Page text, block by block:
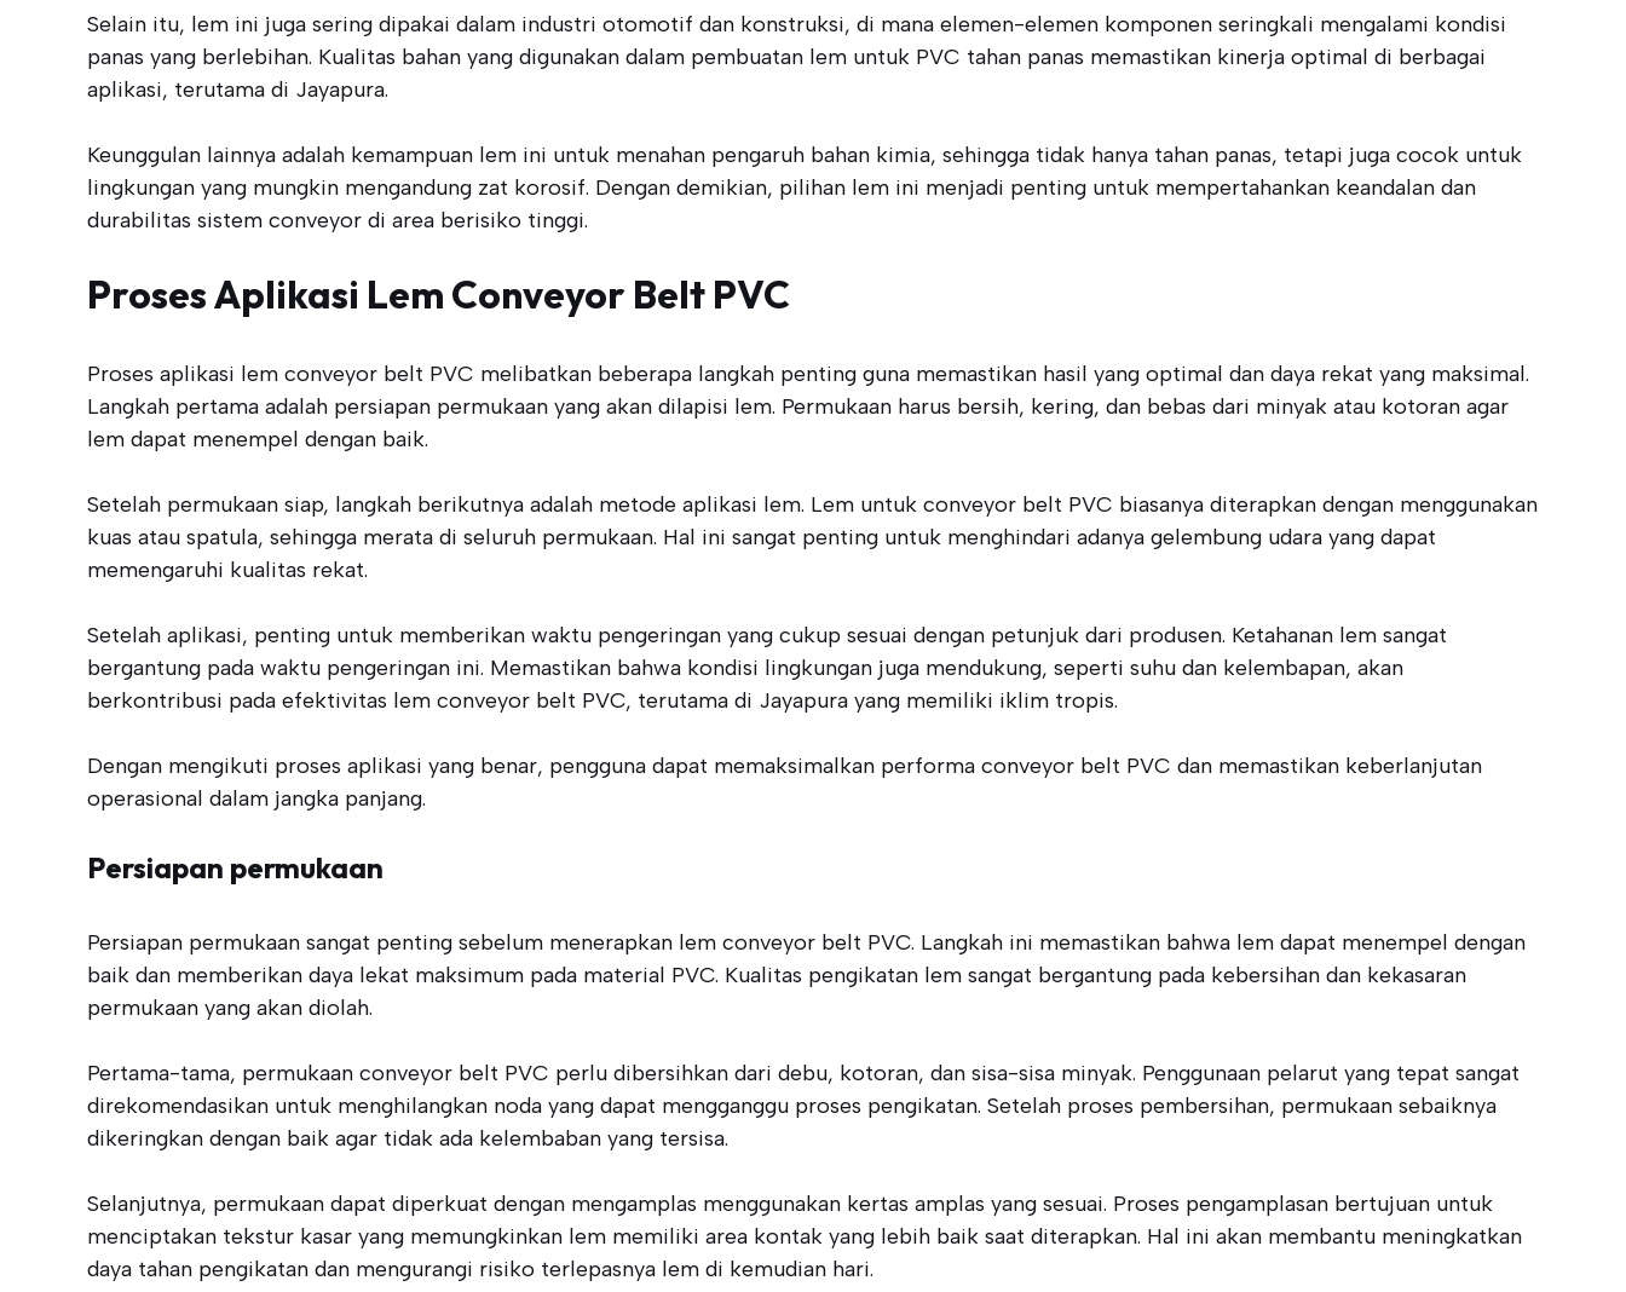
Selain itu, lem ini juga sering dipakai dalam industri otomotif dan konstruksi, di mana elemen-elemen komponen seringkali mengalami kondisi
panas yang berlebihan. Kualitas bahan yang digunakan dalam pembuatan lem untuk PVC tahan panas memastikan kinerja optimal di berbagai
aplikasi, terutama di Jayapura.
Keunggulan lainnya adalah kemampuan lem ini untuk menahan pengaruh bahan kimia, sehingga tidak hanya tahan panas, tetapi juga cocok untuk
lingkungan yang mungkin mengandung zat korosif. Dengan demikian, pilihan lem ini menjadi penting untuk mempertahankan keandalan dan
durabilitas sistem conveyor di area berisiko tinggi.
Proses Aplikasi Lem Conveyor Belt PVC
Proses aplikasi lem conveyor belt PVC melibatkan beberapa langkah penting guna memastikan hasil yang optimal dan daya rekat yang maksimal.
Langkah pertama adalah persiapan permukaan yang akan dilapisi lem. Permukaan harus bersih, kering, dan bebas dari minyak atau kotoran agar
lem dapat menempel dengan baik.
Setelah permukaan siap, langkah berikutnya adalah metode aplikasi lem. Lem untuk conveyor belt PVC biasanya diterapkan dengan menggunakan
kuas atau spatula, sehingga merata di seluruh permukaan. Hal ini sangat penting untuk menghindari adanya gelembung udara yang dapat
memengaruhi kualitas rekat.
Setelah aplikasi, penting untuk memberikan waktu pengeringan yang cukup sesuai dengan petunjuk dari produsen. Ketahanan lem sangat
bergantung pada waktu pengeringan ini. Memastikan bahwa kondisi lingkungan juga mendukung, seperti suhu dan kelembapan, akan
berkontribusi pada efektivitas lem conveyor belt PVC, terutama di Jayapura yang memiliki iklim tropis.
Dengan mengikuti proses aplikasi yang benar, pengguna dapat memaksimalkan performa conveyor belt PVC dan memastikan keberlanjutan
operasional dalam jangka panjang.
Persiapan permukaan
Persiapan permukaan sangat penting sebelum menerapkan lem conveyor belt PVC. Langkah ini memastikan bahwa lem dapat menempel dengan
baik dan memberikan daya lekat maksimum pada material PVC. Kualitas pengikatan lem sangat bergantung pada kebersihan dan kekasaran
permukaan yang akan diolah.
Pertama-tama, permukaan conveyor belt PVC perlu dibersihkan dari debu, kotoran, dan sisa-sisa minyak. Penggunaan pelarut yang tepat sangat
direkomendasikan untuk menghilangkan noda yang dapat mengganggu proses pengikatan. Setelah proses pembersihan, permukaan sebaiknya
dikeringkan dengan baik agar tidak ada kelembaban yang tersisa.
Selanjutnya, permukaan dapat diperkuat dengan mengamplas menggunakan kertas amplas yang sesuai. Proses pengamplasan bertujuan untuk
menciptakan tekstur kasar yang memungkinkan lem memiliki area kontak yang lebih baik saat diterapkan. Hal ini akan membantu meningkatkan
daya tahan pengikatan dan mengurangi risiko terlepasnya lem di kemudian hari.